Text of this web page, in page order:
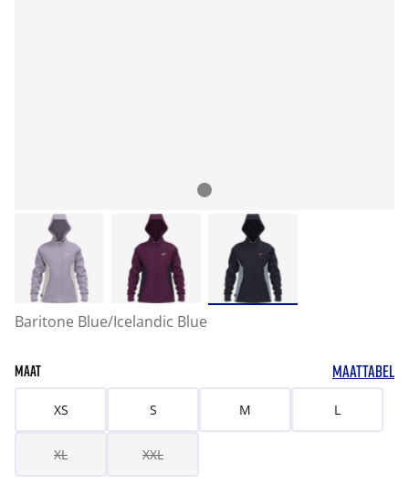
Baritone Blue/Icelandic Blue
MAAT MAATTABEL
XS S M L
XL XXL